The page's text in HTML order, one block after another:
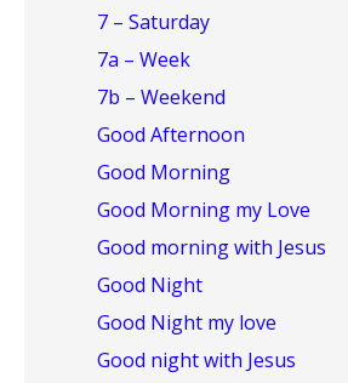
7 – Saturday
7a – Week
7b – Weekend
Good Afternoon
Good Morning
Good Morning my Love
Good morning with Jesus
Good Night
Good Night my love
Good night with Jesus